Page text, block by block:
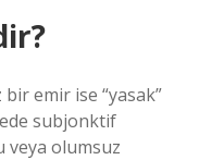
emir ise “yasak”
subjonktif
veya olumsuz